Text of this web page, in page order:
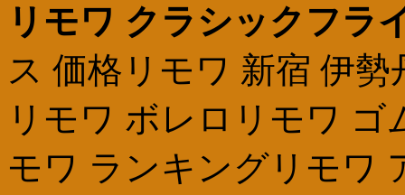
リモワ クラシックフラ
ス 価格リモワ 新宿 伊
リモワ ボレロリモワ
モワ ランキングリモワ